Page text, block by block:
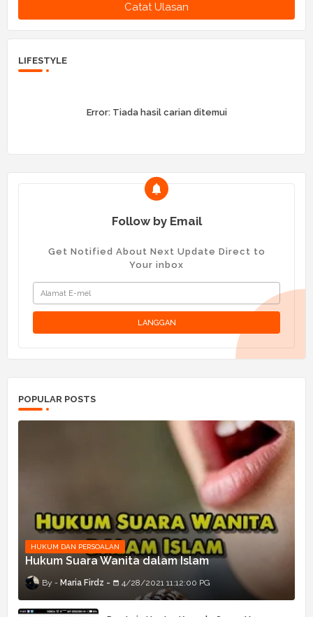
Catat Ulasan
LIFESTYLE
Error:Tiada hasil carian ditemui
Follow by Email
Get Notified About Next Update Direct to
Your inbox
POPULAR POSTS
HUKUM DAN PERSOALAN
Hukum Suara Wanita dalam Islam
Maria Firdz 4/28/2021 11:12:00 PG